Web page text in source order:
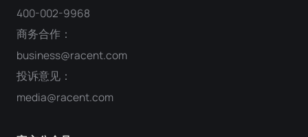
400-002-9968
商务合作：
business@racent.com
投诉意见：
media@racent.com